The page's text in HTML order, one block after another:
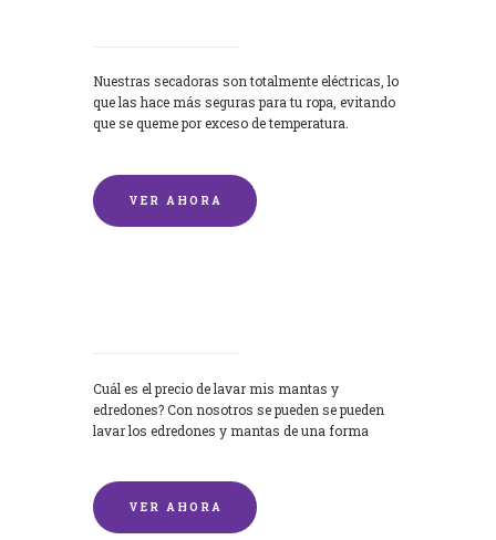
Nuestras secadoras son totalmente eléctricas, lo
que las hace más seguras para tu ropa, evitando
que se queme por exceso de temperatura.
VER AHORA
Cuál es el precio de lavar mis mantas y
edredones? Con nosotros se pueden se pueden
lavar los edredones y mantas de una forma
VER AHORA